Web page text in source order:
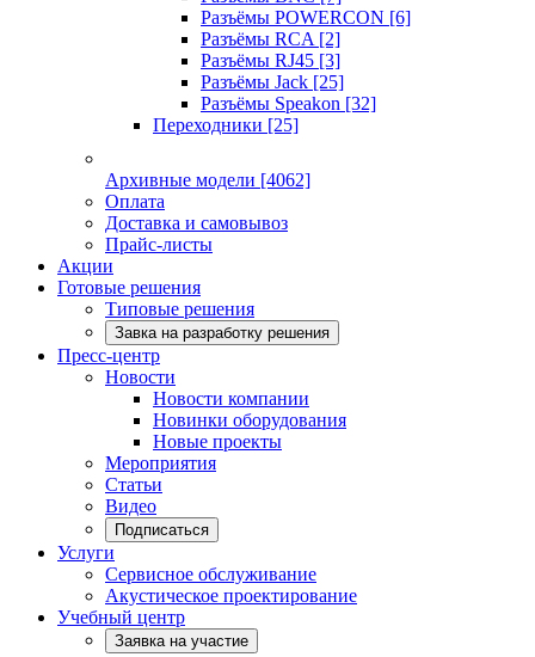
Разъёмы POWERCON [6]
Разъёмы RCA [2]
Разъёмы RJ45 [3]
Разъёмы Jack [25]
Разъёмы Speakon [32]
Переходники [25]
Архивные модели [4062]
Оплата
Доставка и самовывоз
Прайс-листы
Акции
Готовые решения
Типовые решения
Завка на разработку решения
Пресс-центр
Новости
Новости компании
Новинки оборудования
Новые проекты
Мероприятия
Статьи
Видео
Подписаться
Услуги
Сервисное обслуживание
Акустическое проектирование
Учебный центр
Заявка на участие